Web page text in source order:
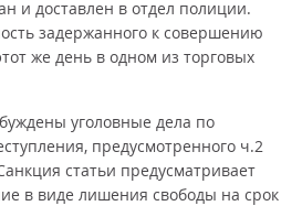
и доставлен в отдел полиции.
задержанного к совершению
же день в одном из торговых
уголовные дела по
предусмотренного ч.2
статьи предусматривает
в виде лишения свободы на срок